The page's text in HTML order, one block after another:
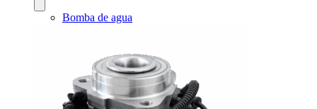
Bomba de agua